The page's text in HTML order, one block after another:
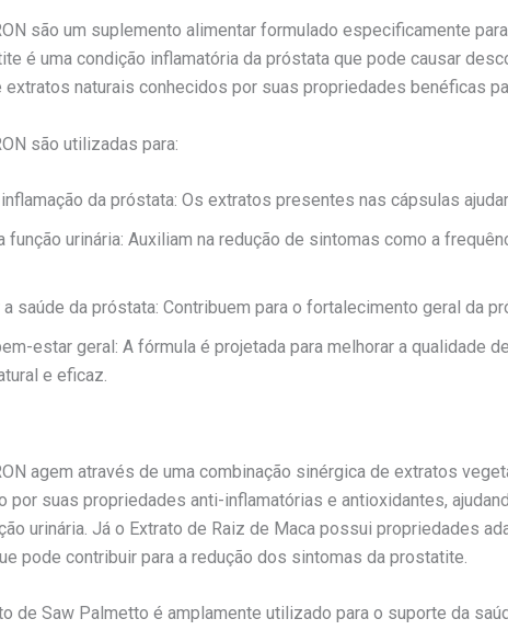
são um suplemento alimentar formulado especificamente
é uma condição inflamatória da próstata que pode causar
extratos naturais conhecidos por suas propriedades benéficas
são utilizadas para:
inflamação da próstata: Os extratos presentes nas cápsulas
função urinária: Auxiliam na redução de sintomas como a
a saúde da próstata: Contribuem para o fortalecimento geral da
estar geral: A fórmula é projetada para melhorar a
e eficaz.
agem através de uma combinação sinérgica de extratos
por suas propriedades anti-inflamatórias e antioxidantes,
urinária. Já o Extrato de Raiz de Maca possui propriedades
pode contribuir para a redução dos sintomas da prostatite.
de Saw Palmetto é amplamente utilizado para o suporte da